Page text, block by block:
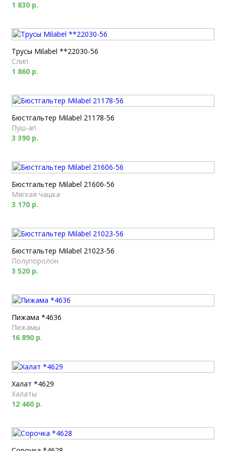
1 830 р.
Трусы Milabel **22030-56
Слип
1 860 р.
Бюстгальтер Milabel 21178-56
Пуш-ап
3 390 р.
Бюстгальтер Milabel 21606-56
Мягкая чашка
3 170 р.
Бюстгальтер Milabel 21023-56
Полупоролон
3 520 р.
Пижама *4636
Пижамы
16 890 р.
Халат *4629
Халаты
12 460 р.